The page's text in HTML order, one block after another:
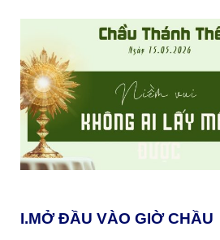
I.MỞ ĐẦU VÀO GIỜ CHẦU